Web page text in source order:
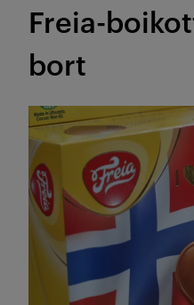
Freia-
bort